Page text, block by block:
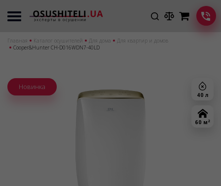
Главная Каталог осушителей Для дома
Для квартир и домов
Cooper&Hunter CH-D016WDN7-40LD
40 л
60 м 2
Новинка